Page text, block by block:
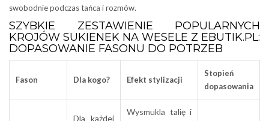
swobodnie podczas tańca i rozmów.
SZYBKIE ZESTAWIENIE POPULARNYCH
KROJÓW SUKIENEK NA WESELE Z EBUTIK.PL:
DOPASOWANIE FASONU DO POTRZEB
Fason Dla kogo? Efekt stylizacji
Stopień
dopasowania
Dla każdej
Wysmukla talię i